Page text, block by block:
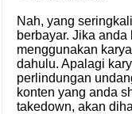
Nah, yang
berbayar. Jika
menggunakan
dahulu. Apalagi
perlindungan
konten yang anda
takedown, akan